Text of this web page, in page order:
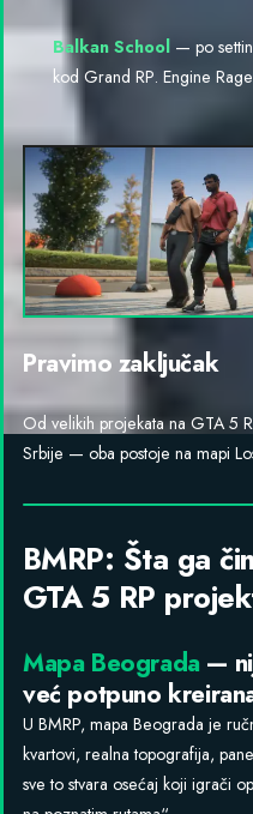
Balkan School — po
kod Grand RP. Engine
Pravimo zaključak
Od velikih projekata na GTA 5
Srbije — oba postoje na mapi
BMRP: Šta ga
GTA 5 RP
Mapa Beograda —
već potpuno
U BMRP, mapa Beograda je
kvartovi, realna topografija,
sve to stvara osećaj koji igrači